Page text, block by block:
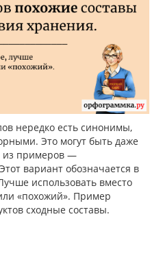
нередко есть синонимы,
Это могут быть даже
из примеров —
вариант обозначается в
использовать вместо
«похожий». Пример
сходные составы.